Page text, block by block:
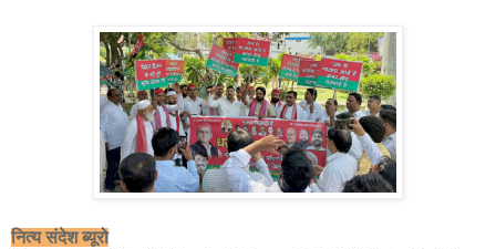
नित्य संदेश ब्यूरो